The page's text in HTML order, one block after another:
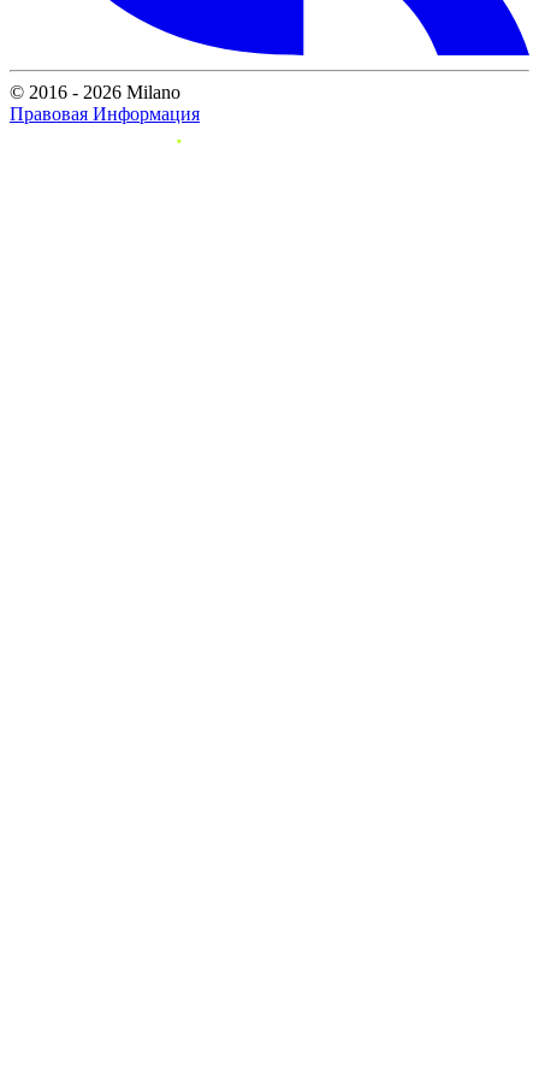
© 2016 - 2026 Milano
Правовая Информация